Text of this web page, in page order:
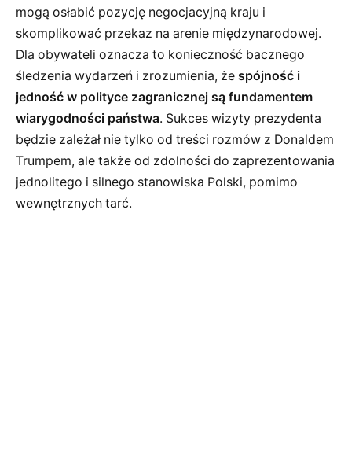
mogą osłabić pozycję negocjacyjną kraju i
skomplikować przekaz na arenie międzynarodowej.
Dla obywateli oznacza to konieczność bacznego
śledzenia wydarzeń i zrozumienia, że spójność i
jedność w polityce zagranicznej są fundamentem
wiarygodności państwa. Sukces wizyty prezydenta
będzie zależał nie tylko od treści rozmów z Donaldem
Trumpem, ale także od zdolności do zaprezentowania
jednolitego i silnego stanowiska Polski, pomimo
wewnętrznych tarć.